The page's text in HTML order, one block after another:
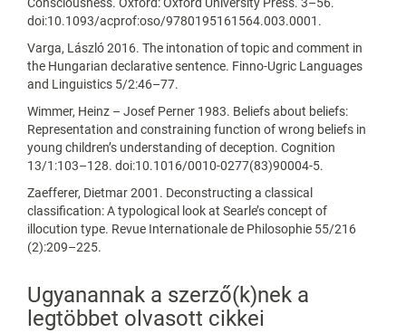
Consciousness. Oxford: Oxford University Press. 3–56.
doi:10.1093/acprof:oso/9780195161564.003.0001.
Varga, László 2016. The intonation of topic and comment in
the Hungarian declarative sentence. Finno-Ugric Languages
and Linguistics 5/2:46–77.
Wimmer, Heinz – Josef Perner 1983. Beliefs about beliefs:
Representation and constraining function of wrong beliefs in
young children’s understanding of deception. Cognition
13/1:103–128. doi:10.1016/0010-0277(83)90004-5.
Zaefferer, Dietmar 2001. Deconstructing a classical
classification: A typological look at Searle’s concept of
illocution type. Revue Internationale de Philosophie 55/216
(2):209–225.
Ugyanannak a szerző(k)nek a
legtöbbet olvasott cikkei